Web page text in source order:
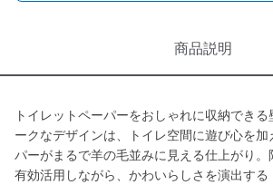
商品説明
トイレットペーパーをおしゃれに収納でき
ークなデザインは、トイレ空間に遊び心を加
パーがまるで羊の毛並みに見える仕上がり。
有効活用しながら、かわいらしさを演出する